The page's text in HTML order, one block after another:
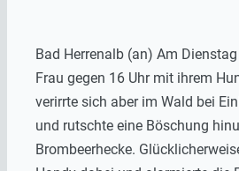
Bad Herrenalb (an) Am
Frau gegen 16 Uhr mit ihrem
verirrte sich aber im Wald bei
und rutschte eine Böschung
Brombeerhecke.